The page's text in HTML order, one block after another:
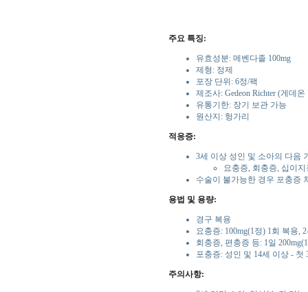
주요 특징:
유효성분: 메벤다졸 100mg
제형: 정제
포장 단위: 6정/팩
제조사: Gedeon Richter (게데
유통기한: 장기 보관 가능
원산지: 헝가리
적응증:
3세 이상 성인 및 소아의 다음
요충증, 회충증, 십이
수술이 불가능한 경우 포충증
용법 및 용량:
경구 복용
요충증: 100mg(1정) 1회 복용,
회충증, 편충증 등: 1일
포충증: 성인 및 14세 이상 - 첫
주의사항: